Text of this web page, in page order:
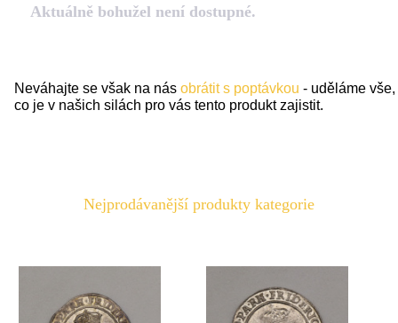
Aktuálně bohužel není dostupné.
Neváhajte se však na nás obrátit s poptávkou - uděláme vše,
co je v našich silách pro vás tento produkt zajistit.
Nejprodávanější produkty kategorie